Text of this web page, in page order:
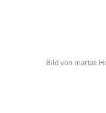
Bild von martas